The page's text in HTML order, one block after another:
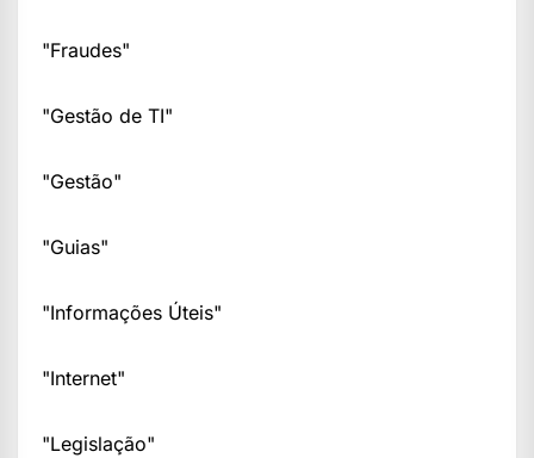
"Fraudes"
"Gestão de TI"
"Gestão"
"Guias"
"Informações Úteis"
"Internet"
"Legislação"